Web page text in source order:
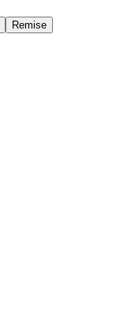
Remise